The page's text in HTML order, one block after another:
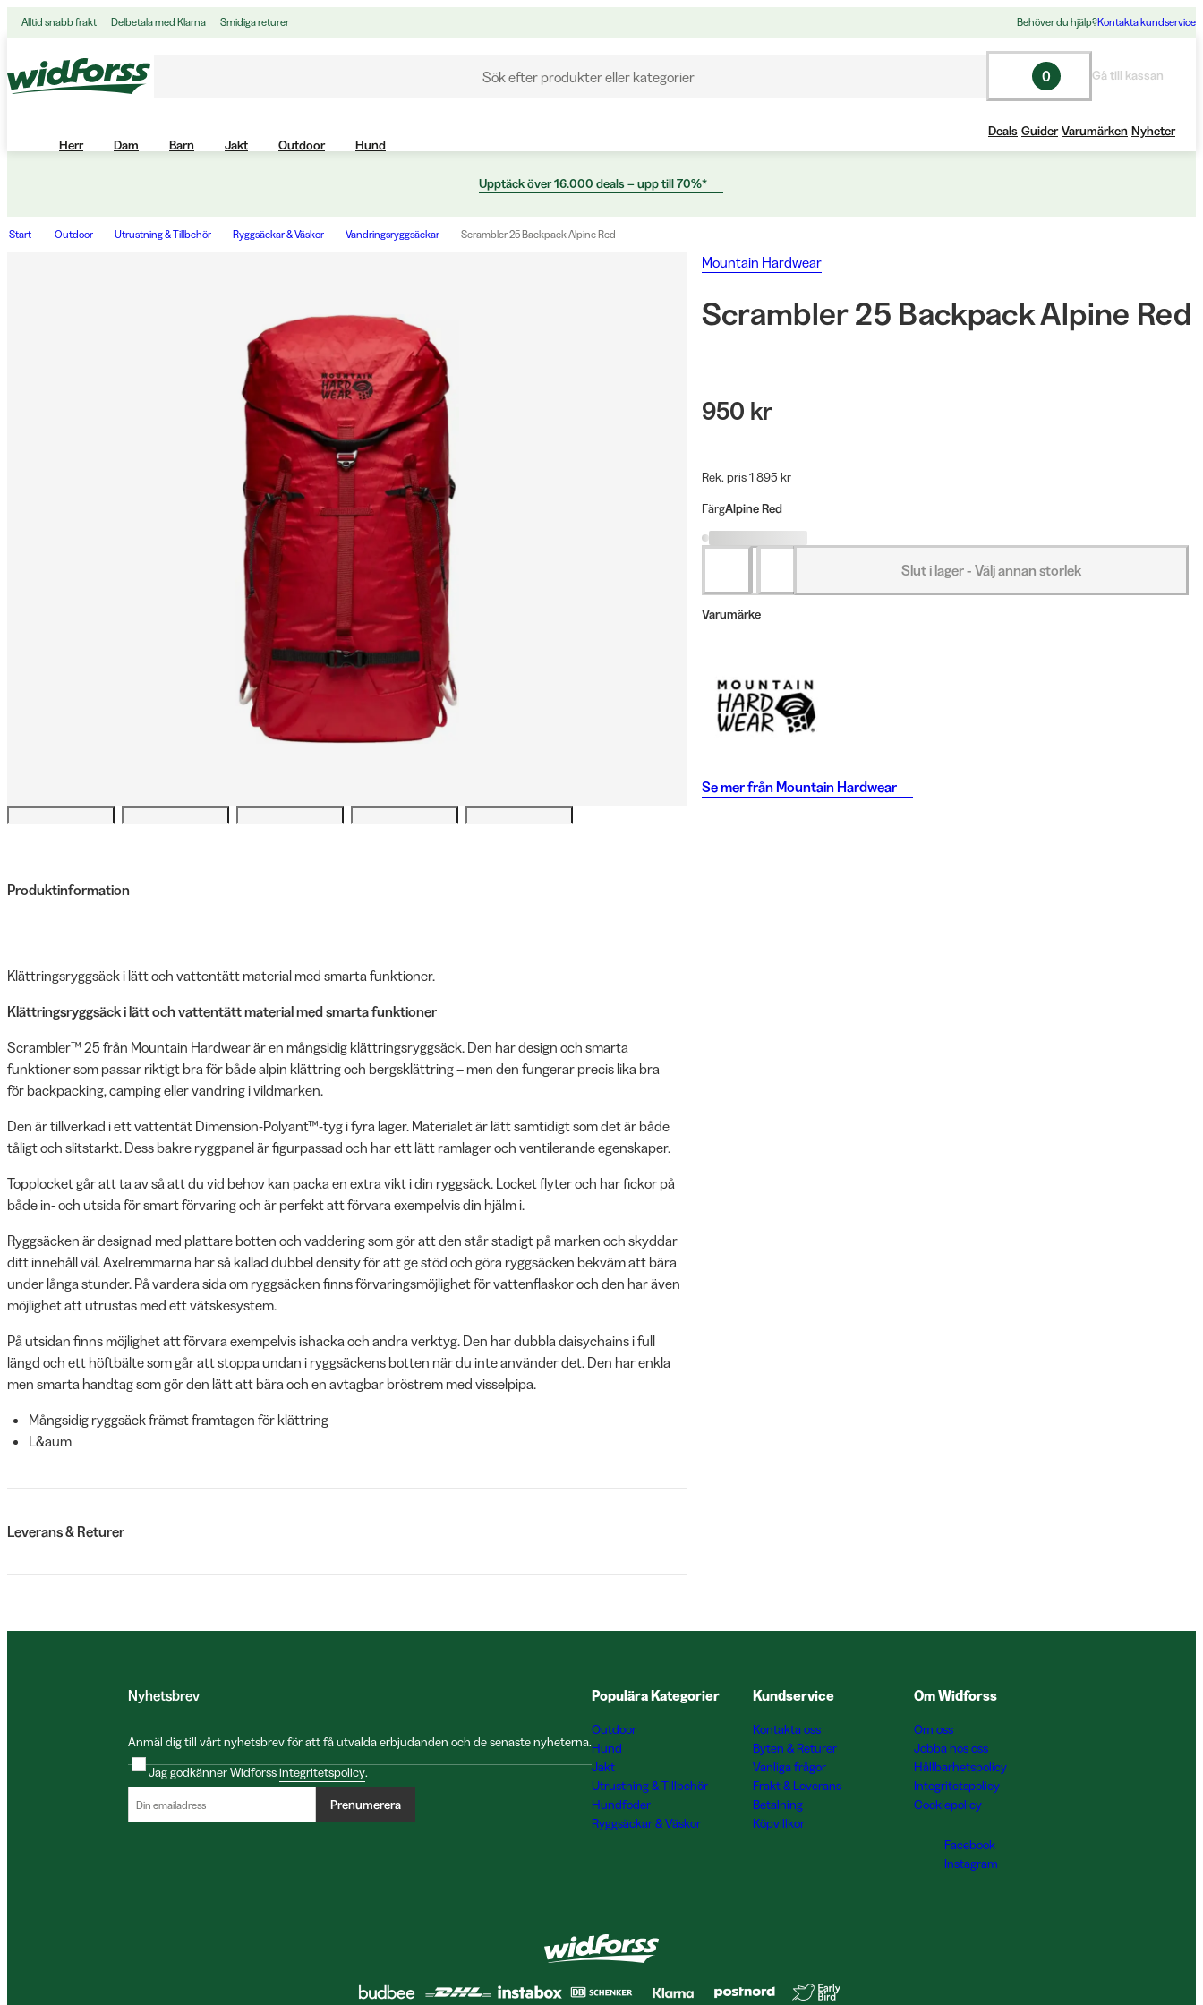
Alltid snabb frakt Delbetala med Klarna Smidiga returer Behöver du hjälp?Kontakta kundservice
Sök efter produkter eller kategorier 0 Gå till kassan
Herr Dam Barn Jakt Outdoor Hund
Deals Guider Varumärken Nyheter
Upptäck över 16.000 deals – upp till 70%*
Start Outdoor Utrustning & Tillbehör Ryggsäckar & Väskor Vandringsryggsäckar Scrambler 25 Backpack Alpine Red
Produktinformation
Klättringsryggsäck i lätt och vattentätt material med smarta funktioner.
Klättringsryggsäck i lätt och vattentätt material med smarta funktioner
Scrambler™ 25 från Mountain Hardwear är en mångsidig klättringsryggsäck. Den har design och smarta
funktioner som passar riktigt bra för både alpin klättring och bergsklättring – men den fungerar precis lika bra
för backpacking, camping eller vandring i vildmarken.
Den är tillverkad i ett vattentät Dimension-Polyant™-tyg i fyra lager. Materialet är lätt samtidigt som det är både
tåligt och slitstarkt. Dess bakre ryggpanel är figurpassad och har ett lätt ramlager och ventilerande egenskaper.
Topplocket går att ta av så att du vid behov kan packa en extra vikt i din ryggsäck. Locket flyter och har fickor på
både in- och utsida för smart förvaring och är perfekt att förvara exempelvis din hjälm i.
Ryggsäcken är designad med plattare botten och vaddering som gör att den står stadigt på marken och skyddar
ditt innehåll väl. Axelremmarna har så kallad dubbel density för att ge stöd och göra ryggsäcken bekväm att bära
under långa stunder. På vardera sida om ryggsäcken finns förvaringsmöjlighet för vattenflaskor och den har även
möjlighet att utrustas med ett vätskesystem.
På utsidan finns möjlighet att förvara exempelvis ishacka och andra verktyg. Den har dubbla daisychains i full
längd och ett höftbälte som går att stoppa undan i ryggsäckens botten när du inte använder det. Den har enkla
men smarta handtag som gör den lätt att bära och en avtagbar bröstrem med visselpipa.
Mångsidig ryggsäck främst framtagen för klättring
L&aum
Leverans & Returer
Mountain Hardwear
Scrambler 25 Backpack Alpine Red
950 kr
Rek. pris 1 895 kr
FärgAlpine Red
Slut i lager - Välj annan storlek
Varumärke
Se mer från Mountain Hardwear
Nyhetsbrev
Anmäl dig till vårt nyhetsbrev för att få utvalda erbjudanden och de senaste nyheterna.
Jag godkänner Widforssintegritetspolicy.
Prenumerera
Populära Kategorier
Outdoor
Hund
Jakt
Utrustning & Tillbehör
Hundfoder
Ryggsäckar & Väskor
Kundservice
Kontakta oss
Byten & Returer
Vanliga frågor
Frakt & Leverans
Betalning
Köpvillkor
Om Widforss
Om oss
Jobba hos oss
Hållbarhetspolicy
Integritetspolicy
Cookiepolicy
Facebook
Instagram